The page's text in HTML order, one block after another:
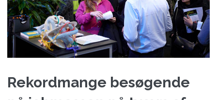
Rekordmange besøgende